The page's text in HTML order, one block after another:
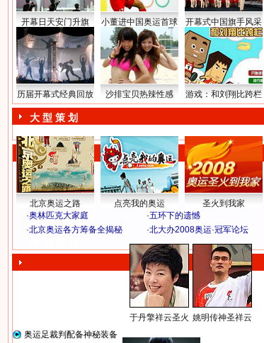
开幕日天安门升旗 小董进中国奥运首球 开幕式中国旗手风采
历届开幕式经典回放 沙排宝贝热辣性感 游戏：和刘翔比跨栏
大 型 策 划
北京奥运之路 点亮我的奥运
圣火到我家
·奥林匹克大家庭 ·五环下的遗憾
·北京奥运各方筹备全揭秘 ·北大办2008奥运·冠军论坛
于丹擎祥云圣火 姚明传神圣祥云
奥运足裁判配备神秘装备